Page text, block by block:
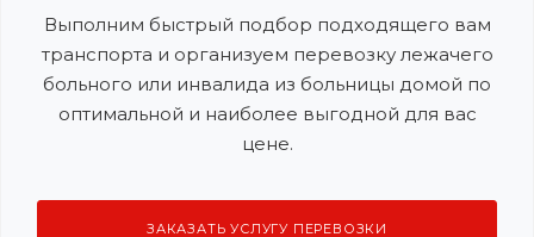
Выполним быстрый подбор подходящего вам
транспорта и организуем перевозку лежачего
больного или инвалида из больницы домой по
оптимальной и наиболее выгодной для вас
цене.
ЗАКАЗАТЬ УСЛУГУ ПЕРЕВОЗКИ